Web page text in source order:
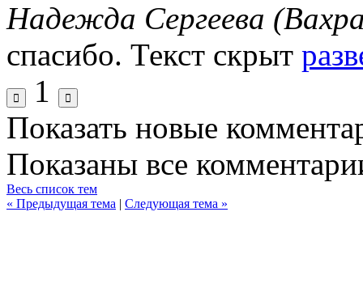
Надежда Сергеева
спасибо. Текст скрыт
1
Показать новые
Показаны все
Весь список тем
« Предыдущая тема | Следующая тема »